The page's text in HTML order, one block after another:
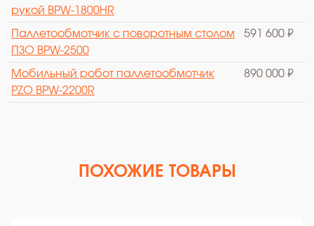
рукой BPW-1800HR
Паллетообмотчик с поворотным столом
ПЗО BPW-2500
591 600 ₽
Мобильный робот паллетообмотчик
PZO BPW-2200R
890 000 ₽
ПОХОЖИЕ ТОВАРЫ